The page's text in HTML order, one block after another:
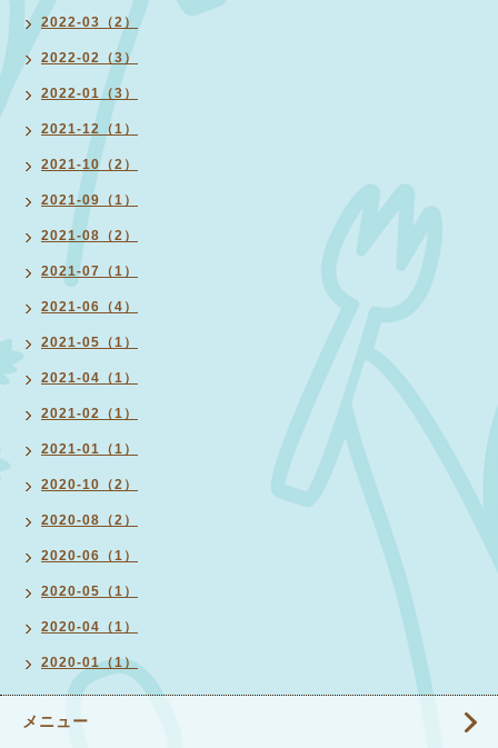
2022-03（2）
2022-02（3）
2022-01（3）
2021-12（1）
2021-10（2）
2021-09（1）
2021-08（2）
2021-07（1）
2021-06（4）
2021-05（1）
2021-04（1）
2021-02（1）
2021-01（1）
2020-10（2）
2020-08（2）
2020-06（1）
2020-05（1）
2020-04（1）
2020-01（1）
メニュー